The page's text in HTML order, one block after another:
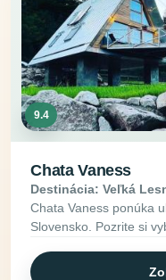
9.4
Chata Vaness
Destinácia: Veľká
Chata Vaness ponúka
Slovensko. Pozrite si